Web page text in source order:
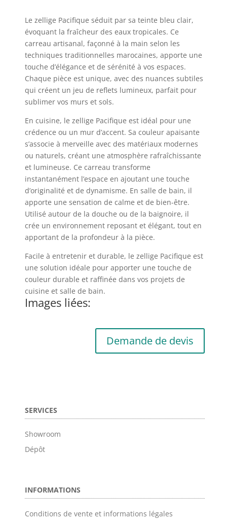
Le zellige Pacifique séduit par sa teinte bleu clair,
évoquant la fraîcheur des eaux tropicales. Ce
carreau artisanal, façonné à la main selon les
techniques traditionnelles marocaines, apporte une
touche d’élégance et de sérénité à vos espaces.
Chaque pièce est unique, avec des nuances subtiles
qui créent un jeu de reflets lumineux, parfait pour
sublimer vos murs et sols.
En cuisine, le zellige Pacifique est idéal pour une
crédence ou un mur d’accent. Sa couleur apaisante
s’associe à merveille avec des matériaux modernes
ou naturels, créant une atmosphère rafraîchissante
et lumineuse. Ce carreau transforme
instantanément l’espace en ajoutant une touche
d’originalité et de dynamisme. En salle de bain, il
apporte une sensation de calme et de bien-être.
Utilisé autour de la douche ou de la baignoire, il
crée un environnement reposant et élégant, tout en
apportant de la profondeur à la pièce.
Facile à entretenir et durable, le zellige Pacifique est
une solution idéale pour apporter une touche de
couleur durable et raffinée dans vos projets de
cuisine et salle de bain.
Images liées:
Demande de devis
SERVICES
Showroom
Dépôt
INFORMATIONS
Conditions de vente et informations légales